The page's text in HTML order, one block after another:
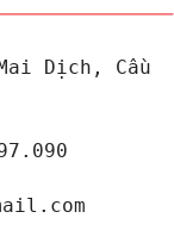
Dịch, Cầu